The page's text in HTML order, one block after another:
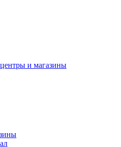
и магазины